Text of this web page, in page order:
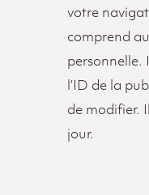
votre
comprend
personnelle.
l’ID de la
de modifier.
jour.